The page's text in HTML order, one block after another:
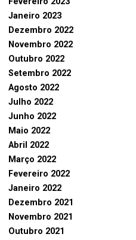
Janeiro 2023
Dezembro 2022
Novembro 2022
Outubro 2022
Setembro 2022
Agosto 2022
Julho 2022
Junho 2022
Maio 2022
Abril 2022
Março 2022
Fevereiro 2022
Janeiro 2022
Dezembro 2021
Novembro 2021
Outubro 2021